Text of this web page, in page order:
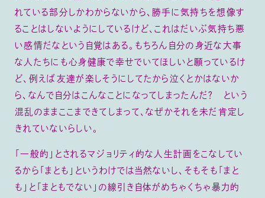
れている部分しかわからないから、勝手に気持ちを想像す
ることはしないようにしているけど、これはだいぶ気持ち悪
い感情だなという自覚はある。もちろん自分の身近な大事
な人たちにも心身健康で幸せでいてほしいと願っているけ
ど、例えば友達が楽しそうにしてたから泣くとかはないか
ら、なんで自分はこんなことになってしまったんだ？ という
混乱のままここまできてしまって、なぜかそれを未だ肯定し
きれていないらしい。
「一般的」とされるマジョリティ的な人生計画をこなしてい
るから「まとも」というわけでは当然ないし、そもそも「まと
も」と「まともでない」の線引き自体がめちゃくちゃ暴力的